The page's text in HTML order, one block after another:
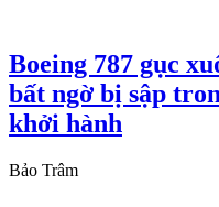
Boeing 787 gục
bất ngờ bị sập
khởi hành
Bảo Trâm